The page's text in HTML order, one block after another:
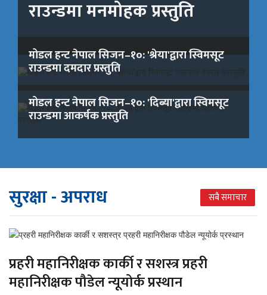
राउन्डमा मनमोहक प्रस्तुति
मोडल हन्ट नेपाल सिजन–१०: 'श्रेया'द्वारा स्विमसूट
राउन्डमा दमदार प्रस्तुति
मोडल हन्ट नेपाल सिजन–१०: 'दिब्या'द्वारा स्विमसूट
राउन्डमा आकर्षक प्रस्तुति
सुरक्षा - अपराध सबै समाचार
प्रहरी महानिरीक्षक कार्की र सशस्त्र प्रहरी
महानिरीक्षक पौडेल न्यूयोर्क प्रस्थान